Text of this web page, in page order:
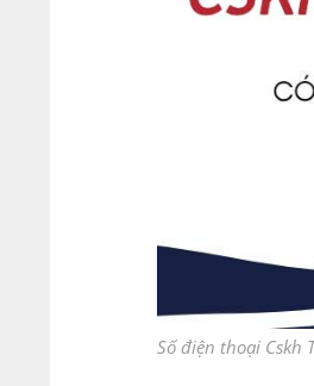
Số điện thoại Cskh